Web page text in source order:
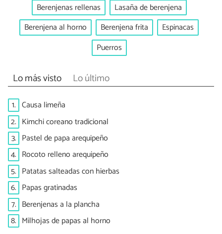
Berenjenas rellenas
Lasaña de berenjena
Berenjena al horno
Berenjena frita
Espinacas
Puerros
Lo más visto Lo último
1. Causa limeña
2. Kimchi coreano tradicional
3. Pastel de papa arequipeño
4. Rocoto relleno arequipeño
5. Patatas salteadas con hierbas
6. Papas gratinadas
7. Berenjenas a la plancha
8. Milhojas de papas al horno